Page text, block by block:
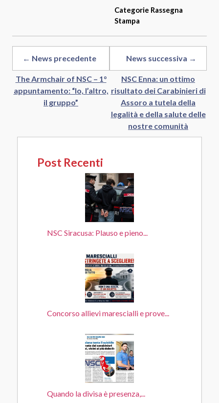
Categorie Rassegna
Stampa
← News precedente
The Armchair of NSC – 1°
appuntamento: “Io, l’altro,
il gruppo”
News successiva →
NSC Enna: un ottimo
risultato dei Carabinieri di
Assoro a tutela della
legalità e della salute delle
nostre comunità
Post Recenti
NSC Siracusa: Plauso e pieno...
Concorso allievi marescialli e prove...
Quando la divisa è presenza,...